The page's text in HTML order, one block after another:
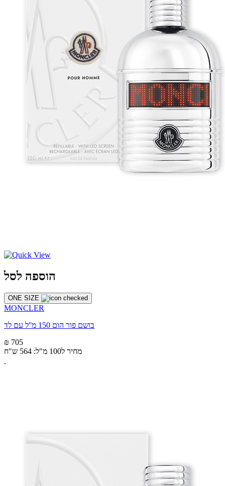
הוספה לסל
ONE SIZE
MONCLER
בושם פור הום 150 מ''ל עם לד
₪ 705
מחיר ל100 מ"ל: 564 ש"ח